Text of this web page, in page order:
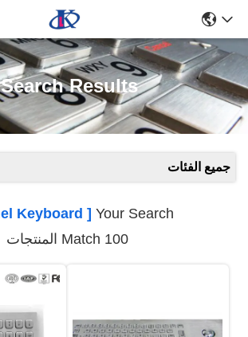
Search Results
جميع الفئات
Your Search
[ Panel Keyboard ]